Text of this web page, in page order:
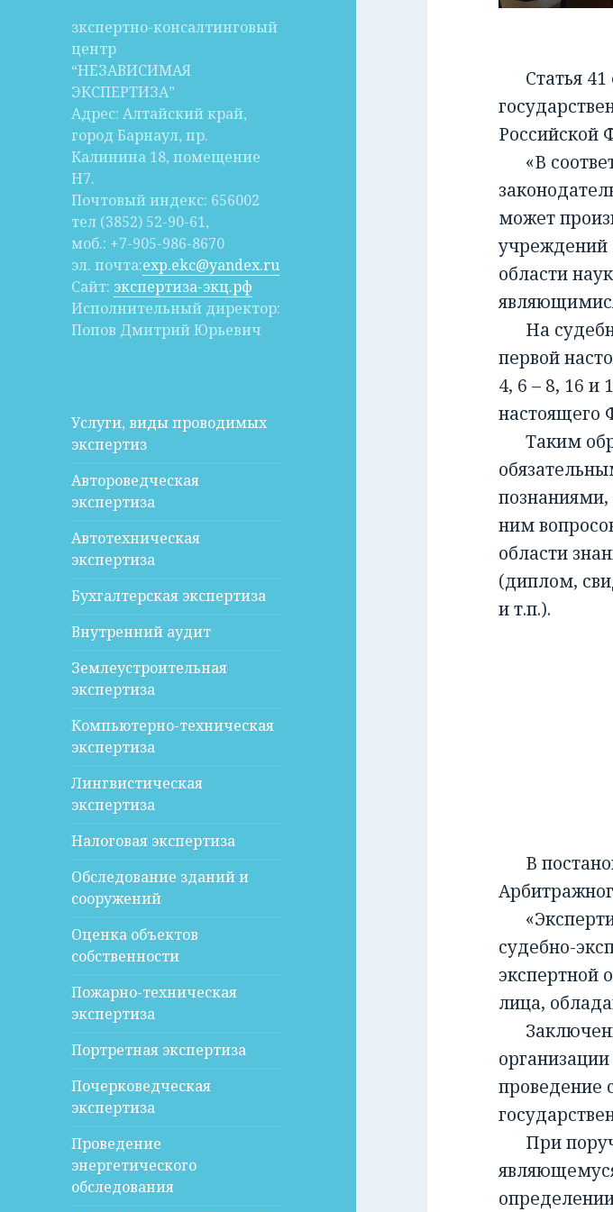
зкспертно-консалтинговый
центр
“НЕЗАВИСИМАЯ
ЭКСПЕРТИЗА”
Адрес: Алтайский край,
город Барнаул, пр.
Калинина 18, помещение
Н7.
Почтовый индекс: 656002
тел (3852) 52-90-61,
моб.: +7-905-986-8670
эл. почта:exp.ekc@yandex.ru
Сайт: экспертиза-экц.рф
Исполнительный директор:
Попов Дмитрий Юрьевич
Услуги, виды проводимых
экспертиз
Автороведческая
экспертиза
Автотехническая
экспертиза
Бухгалтерская экспертиза
Внутренний аудит
Землеустроительная
экспертиза
Компьютерно-техническая
экспертиза
Лингвистическая
экспертиза
Налоговая экспертиза
Обследование зданий и
сооружений
Оценка объектов
собственности
Пожарно-техническая
экспертиза
Портретная экспертиза
Почерковедческая
экспертиза
Проведение
энергетического
обследования
Статья 41
Российской
«В
может
области
На
первой
4, 6 – 8, 16 и
настоящего
Таким
ним
области
(диплом,
и т.п.).
В
судебно-
экспертной
лица,
проведение
При